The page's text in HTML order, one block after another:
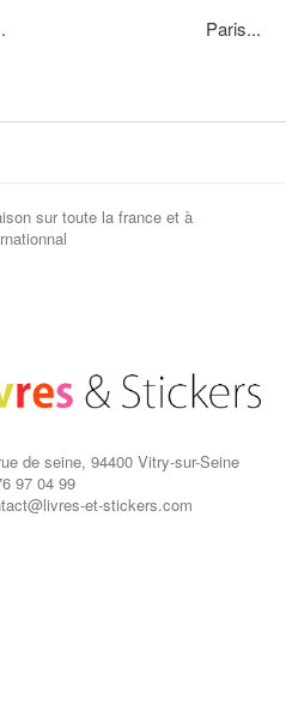
Paris...
sur toute la france et à
de seine, 94400 Vitry-sur-Seine
97 04 99
et-stickers.com